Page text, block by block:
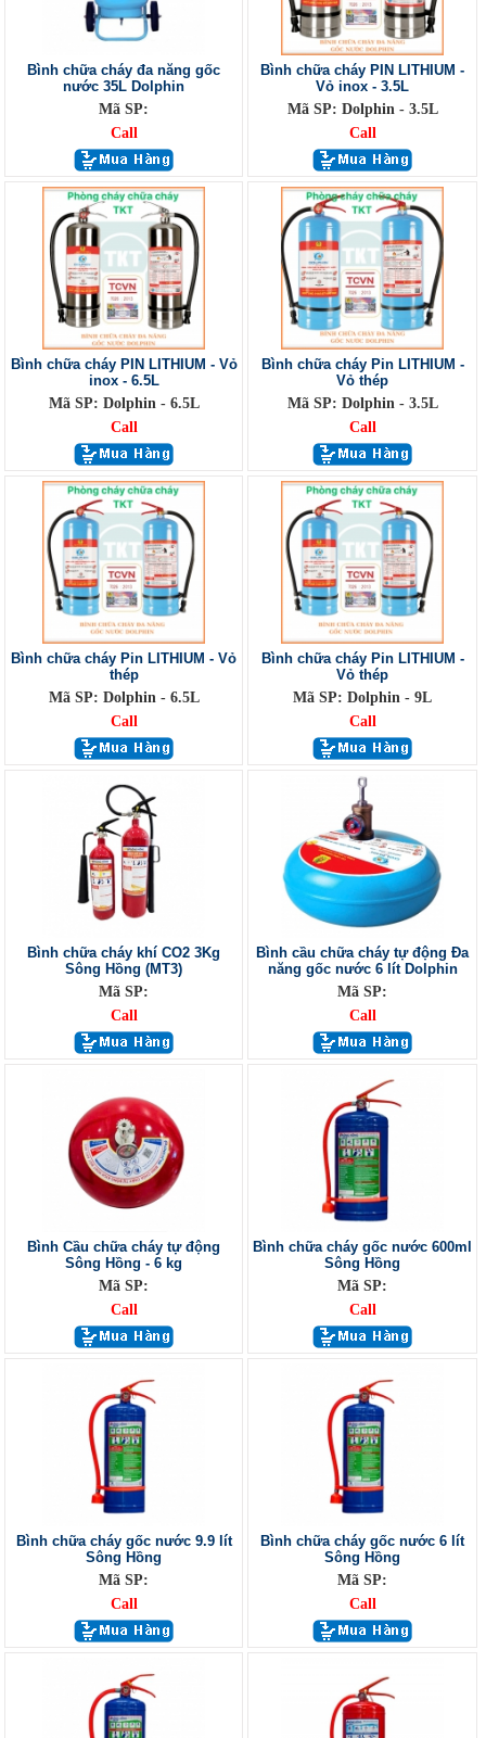
Bình chữa cháy đa năng gốc
nước 35L Dolphin
Mã SP:
Call
Bình chữa cháy PIN LITHIUM -
Vỏ inox - 3.5L
Mã SP: Dolphin - 3.5L
Call
Bình chữa cháy PIN LITHIUM - Vỏ
inox - 6.5L
Mã SP: Dolphin - 6.5L
Call
Bình chữa cháy Pin LITHIUM -
Vỏ thép
Mã SP: Dolphin - 3.5L
Call
Bình chữa cháy Pin LITHIUM - Vỏ
thép
Mã SP: Dolphin - 6.5L
Call
Bình chữa cháy Pin LITHIUM -
Vỏ thép
Mã SP: Dolphin - 9L
Call
Bình chữa cháy khí CO2 3Kg
Sông Hồng (MT3)
Mã SP:
Call
Bình cầu chữa cháy tự động Đa
năng gốc nước 6 lít Dolphin
Mã SP:
Call
Bình Cầu chữa cháy tự động
Sông Hồng - 6 kg
Mã SP:
Call
Bình chữa cháy gốc nước 600ml
Sông Hồng
Mã SP:
Call
Bình chữa cháy gốc nước 9.9 lít
Sông Hồng
Mã SP:
Call
Bình chữa cháy gốc nước 6 lít
Sông Hồng
Mã SP:
Call